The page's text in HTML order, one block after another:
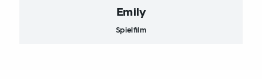
Emily
Spielfilm